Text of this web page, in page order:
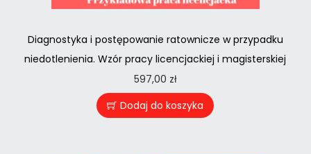
Diagnostyka i postępowanie ratownicze w przypadku
niedotlenienia. Wzór pracy licencjackiej i magisterskiej
597,00 zł
Dodaj do koszyka